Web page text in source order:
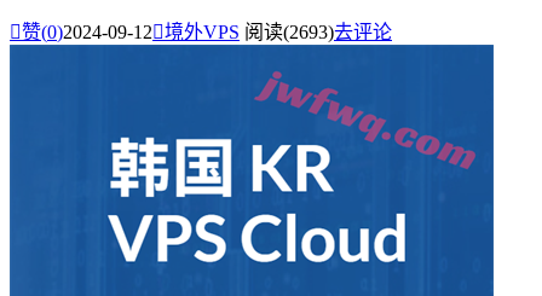
赞(0)2024-09-12境外VPS 阅读(2693)去评论